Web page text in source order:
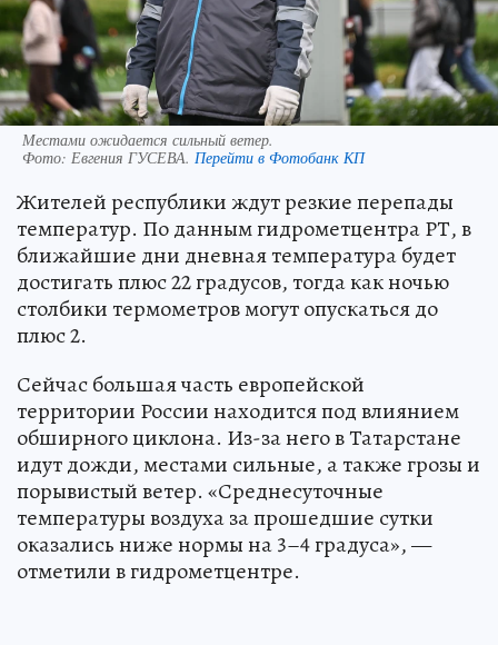
Местами ожидается сильный ветер.
Фото: Евгения ГУСЕВА. Перейти в Фотобанк КП
Жителей республики ждут резкие перепады
температур. По данным гидрометцентра РТ, в
ближайшие дни дневная температура будет
достигать плюс 22 градусов, тогда как ночью
столбики термометров могут опускаться до
плюс 2.
Сейчас большая часть европейской
территории России находится под влиянием
обширного циклона. Из-за него в Татарстане
идут дожди, местами сильные, а также грозы и
порывистый ветер. «Среднесуточные
температуры воздуха за прошедшие сутки
оказались ниже нормы на 3–4 градуса», —
отметили в гидрометцентре.